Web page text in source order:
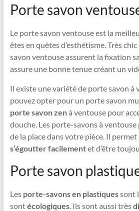
Porte savon
Le porte savon ventouse est la
êtes en quêtes d’esthétisme. Très
savon ventouse assurent la fixation
assure une bonne tenue créant un
Il existe une variété de porte savon à
pouvez opter pour un porte savon
porte savon zenà ventouse pour
douche. Les porte-savons à
de la place dans votre pièce. Il permet
s’égoutter facilementet d’être
Porte savon
Les porte-savons en plastiquessont
sontécologiques. Ils sont aussi très